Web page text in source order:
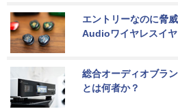
エントリーなのに脅
Audioワイヤレスイ
総合オーディオブラ
とは何者か？